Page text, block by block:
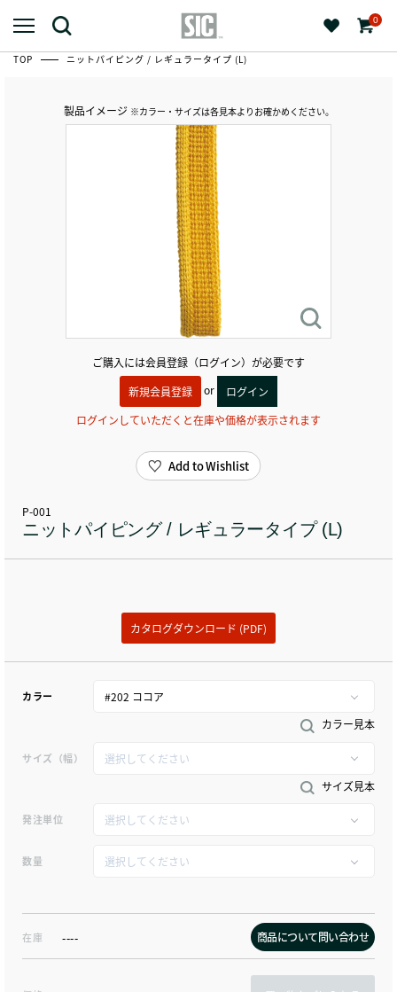
0
TOP ニットパイピング / レギュラータイプ (L)
製品イメージ ※カラー・サイズは各見本よりお確かめください。
ご購入には会員登録（ログイン）が必要です
新規会員登録
or
ログイン
ログインしていただくと在庫や価格が表示されます
P-001
ニットパイピング / レギュラータイプ (L)
カタログダウンロード (PDF)
カラー
カラー見本
サイズ（幅）
サイズ見本
発注単位
数量
在庫 ---- 商品について問い合わせ
Add to Wishlist